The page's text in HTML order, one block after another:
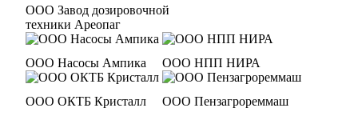
ООО Завод дозировочной
техники Ареопаг
ООО Насосы Ампика ООО НПП НИРА
ООО ОКТБ Кристалл ООО Пензагрореммаш